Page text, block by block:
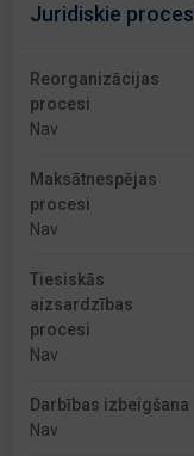
Juridiskie
Reorganizācijas
procesi
Nav
Maksātnespējas
procesi
Nav
Tiesiskās
aizsardzības
procesi
Nav
Darbības izbeigšana
Nav